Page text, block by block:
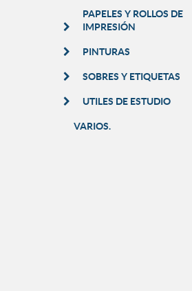
PAPELES Y ROLLOS DE
IMPRESIÓN
PINTURAS
SOBRES Y ETIQUETAS
UTILES DE ESTUDIO
VARIOS.